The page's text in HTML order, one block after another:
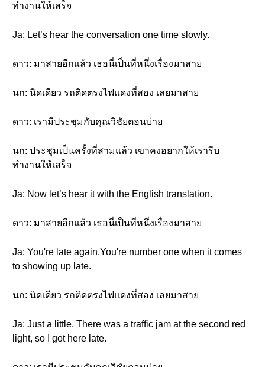
ทำงานให้เสร็จ
Ja: Let’s hear the conversation one time slowly.
ดาว: มาสายอีกแล้ว เธอนี่เป็นที่หนึ่งเรื่องมาสาย
นก: นิดเดียว รถติดตรงไฟแดงที่สอง เลยมาสาย
ดาว: เรามีประชุมกับคุณวิชัยตอนบ่าย
นก: ประชุมเป็นครั้งที่สามแล้ว เขาคงอยากให้เรารีบ
ทำงานให้เสร็จ
Ja: Now let’s hear it with the English translation.
ดาว: มาสายอีกแล้ว เธอนี่เป็นที่หนึ่งเรื่องมาสาย
Ja: You're late again.You're number one when it comes
to showing up late.
นก: นิดเดียว รถติดตรงไฟแดงที่สอง เลยมาสาย
Ja: Just a little. There was a traffic jam at the second red
light, so I got here late.